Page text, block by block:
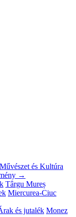
Művészet és Kultúra
→
Târgu Mureș
Miercurea-Ciuc
és jutalék Monez